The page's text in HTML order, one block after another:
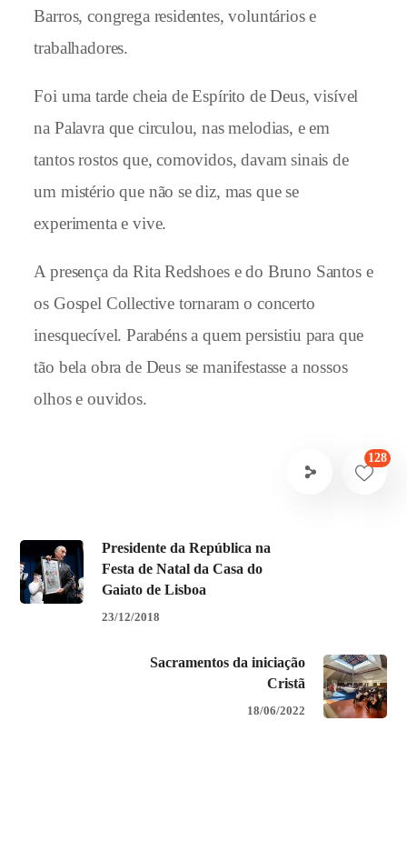
Barros, congrega residentes, voluntários e
trabalhadores.
Foi uma tarde cheia de Espírito de Deus, visível
na Palavra que circulou, nas melodias, e em
tantos rostos que, comovidos, davam sinais de
um mistério que não se diz, mas que se
experimenta e vive.
A presença da Rita Redshoes e do Bruno Santos e
os Gospel Collective tornaram o concerto
inesquecível. Parabéns a quem persistiu para que
tão bela obra de Deus se manifestasse a nossos
olhos e ouvidos.
128
Presidente da República na
Festa de Natal da Casa do
Gaiato de Lisboa
23/12/2018
Sacramentos da iniciação
Cristã
18/06/2022